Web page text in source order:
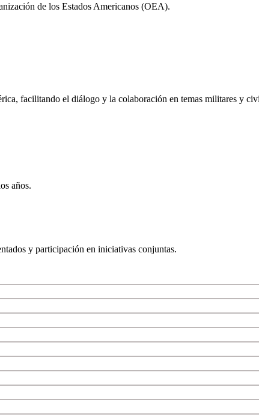
de los Estados Americanos (OEA).
facilitando el diálogo y la colaboración en temas militares y
años.
y participación en iniciativas conjuntas.